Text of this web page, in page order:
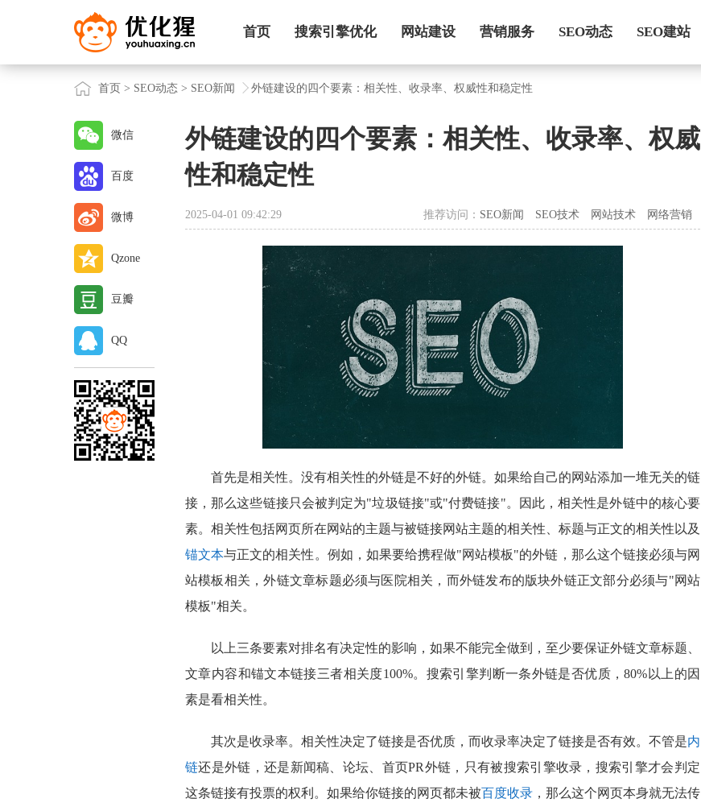
首页 搜索引擎优化 网站建设 营销服务 SEO动态 SEO建站
首页 > SEO动态 > SEO新闻 外链建设的四个要素：相关性、收录率、权威性和稳定性
外链建设的四个要素：相关性、收录率、权威
性和稳定性
2025-04-01 09:42:29 推荐访问： SEO新闻 SEO技术 网站技术 网络营销
首先是相关性。没有相关性的外链是不好的外链。如果给自己的网站添加一堆无关的链
接，那么这些链接只会被判定为"垃圾链接"或"付费链接"。因此，相关性是外链中的核心要
素。相关性包括网页所在网站的主题与被链接网站主题的相关性、标题与正文的相关性以及
锚文本与正文的相关性。例如，如果要给携程做"网站模板"的外链，那么这个链接必须与网
站模板相关，外链文章标题必须与医院相关，而外链发布的版块外链正文部分必须与"网站
模板"相关。
以上三条要素对排名有决定性的影响，如果不能完全做到，至少要保证外链文章标题、
文章内容和锚文本链接三者相关度100%。搜索引擎判断一条外链是否优质，80%以上的因
素是看相关性。
其次是收录率。相关性决定了链接是否优质，而收录率决定了链接是否有效。不管是内
链还是外链，还是新闻稿、论坛、首页PR外链，只有被搜索引擎收录，搜索引擎才会判定
这条链接有投票的权利。如果给你链接的网页都未被百度收录 ，那么这个网页本身就无法传
微信
百度
微博
Qzone
豆瓣
QQ